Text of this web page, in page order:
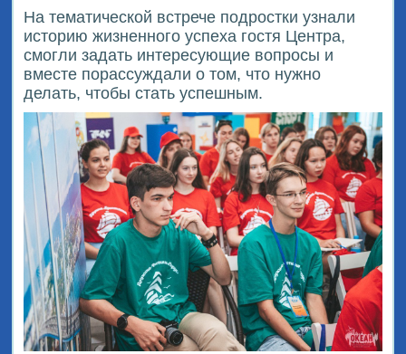
На тематической встрече подростки узнали
историю жизненного успеха гостя Центра,
смогли задать интересующие вопросы и
вместе порассуждали о том, что нужно
делать, чтобы стать успешным.